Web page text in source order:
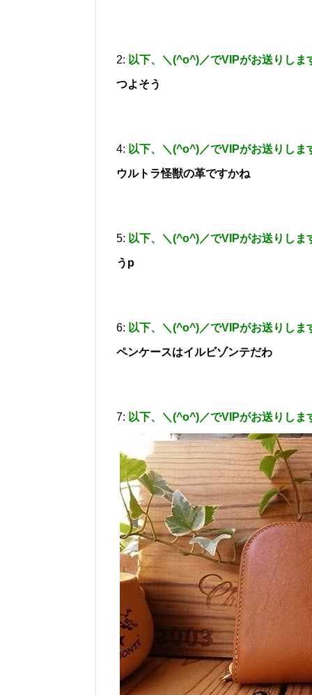
2: 以下、＼(^o^)／でVIPがお送りしま
つよそう
4: 以下、＼(^o^)／でVIPがお送りしま
ウルトラ怪獣の革ですかね
5: 以下、＼(^o^)／でVIPがお送りしま
うp
6: 以下、＼(^o^)／でVIPがお送りしま
ペンケースはイルビゾンテだわ
7: 以下、＼(^o^)／でVIPがお送りしま